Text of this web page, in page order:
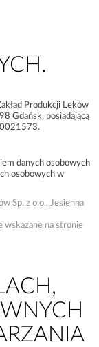
Produkcji Leków
Gdańsk, posiadającą
danych osobowych
osobowych w
Sp. z o.o., Jesienna
wskazane na stronie